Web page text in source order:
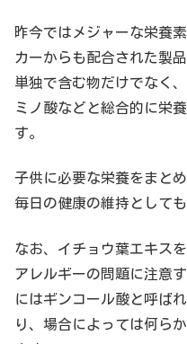
昨今ではメジャーな栄養
カーからも配合された製
単独で含む物だけでなく
ミノ酸などと総合的に栄
す。
子供に必要な栄養をまと
毎日の健康の維持として
なお、イチョウ葉エキス
アレルギーの問題に注意
にはギンコール酸と呼ば
り、場合によっては何ら